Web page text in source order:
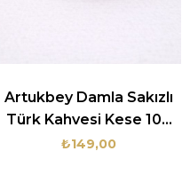
Artukbey Damla Sakızlı
Türk Kahvesi Kese 100
gr
₺149,00